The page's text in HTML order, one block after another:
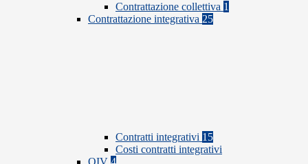
Contrattazione collettiva 1
Contrattazione integrativa 25
Contratti integrativi 15
Costi contratti integrativi